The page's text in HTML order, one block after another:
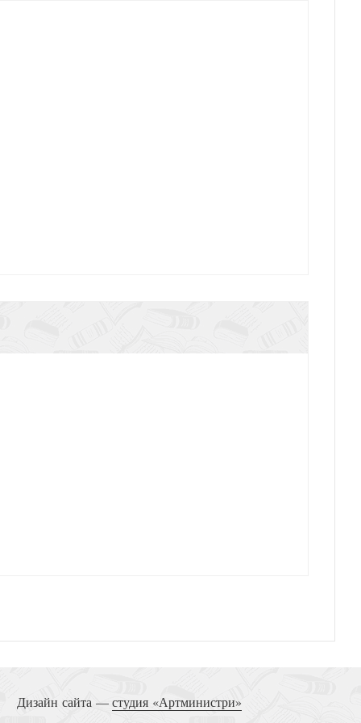
Дизайн сайта —студия «Артминистри»